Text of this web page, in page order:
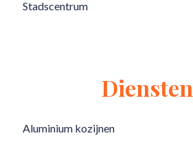
Stadscentrum
Diensten
Aluminium kozijnen